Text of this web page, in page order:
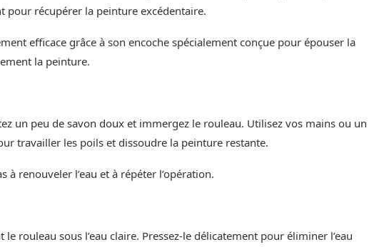
pour récupérer la peinture excédentaire.
efficace grâce à son encoche spécialement conçue pour épouser la
la peinture.
un peu de savon doux et immergez le rouleau. Utilisez vos mains ou un
travailler les poils et dissoudre la peinture restante.
à renouveler l’eau et à répéter l’opération.
rouleau sous l’eau claire. Pressez-le délicatement pour éliminer l’eau